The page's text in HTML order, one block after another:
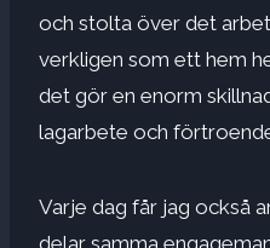
och stolta över det
verkligen som ett hem
det gör en enorm
lagarbete och
Varje dag får jag också
delar samma